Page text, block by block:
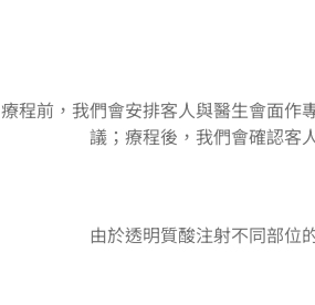
療程前，我們會安排客人與醫生會面作
議；療程後，我們會確認客
由於透明質酸注射不同部位